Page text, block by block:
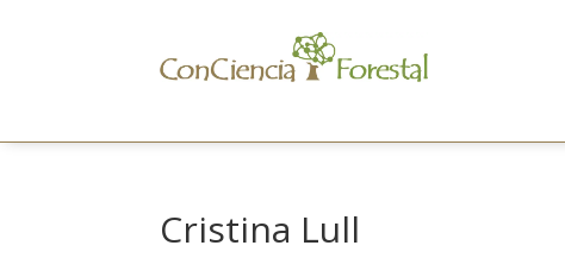
Cristina Lull